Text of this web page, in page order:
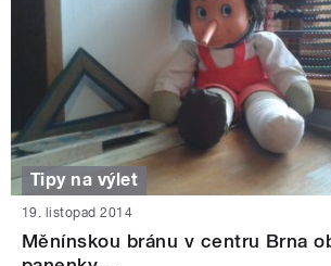
Tipy na výlet
19. listopad 2014
Měnínskou bránu v centru Brna